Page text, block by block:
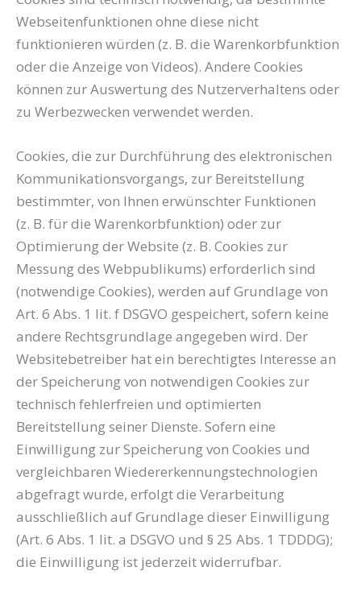
Webseitenfunktionen ohne diese nicht
funktionieren würden (z. B. die Warenkorbfunktion
oder die Anzeige von Videos). Andere Cookies
können zur Auswertung des Nutzerverhaltens oder
zu Werbezwecken verwendet werden.
Cookies, die zur Durchführung des elektronischen
Kommunikationsvorgangs, zur Bereitstellung
bestimmter, von Ihnen erwünschter Funktionen
(z. B. für die Warenkorbfunktion) oder zur
Optimierung der Website (z. B. Cookies zur
Messung des Webpublikums) erforderlich sind
(notwendige Cookies), werden auf Grundlage von
Art. 6 Abs. 1 lit. f DSGVO gespeichert, sofern keine
andere Rechtsgrundlage angegeben wird. Der
Websitebetreiber hat ein berechtigtes Interesse an
der Speicherung von notwendigen Cookies zur
technisch fehlerfreien und optimierten
Bereitstellung seiner Dienste. Sofern eine
Einwilligung zur Speicherung von Cookies und
vergleichbaren Wiedererkennungstechnologien
abgefragt wurde, erfolgt die Verarbeitung
ausschließlich auf Grundlage dieser Einwilligung
(Art. 6 Abs. 1 lit. a DSGVO und § 25 Abs. 1 TDDDG);
die Einwilligung ist jederzeit widerrufbar.